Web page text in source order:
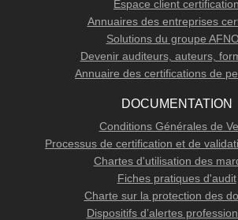
Espace client certification
Annuaires des entreprises
Solutions du groupe
Devenir auditeurs, auteurs,
Annuaire des certifications de
DOCUMENTATION
Conditions Générales de
Processus de certification et de
Chartes d'utilisation des
Fiches pratiques d'audit
Charte sur la protection des
Dispositifs d’alertes